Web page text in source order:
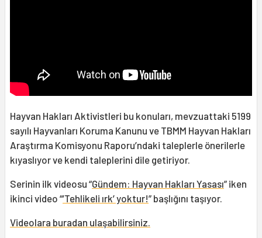
Hayvan Hakları Aktivistleri bu konuları, mevzuattaki 5199
sayılı Hayvanları Koruma Kanunu ve TBMM Hayvan Hakları
Araştırma Komisyonu Raporu’ndaki taleplerle önerilerle
kıyaslıyor ve kendi taleplerini dile getiriyor.
Serinin ilk videosu “Gündem: Hayvan Hakları Yasası” iken
ikinci video “’Tehlikeli ırk’ yoktur!” başlığını taşıyor.
Videolara buradan ulaşabilirsiniz.